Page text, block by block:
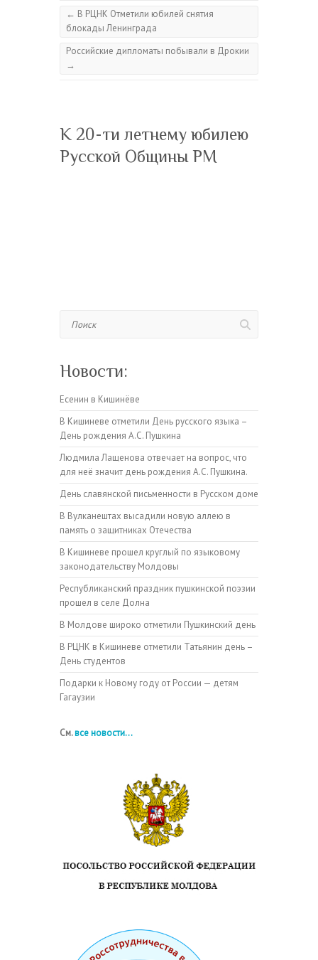
← В РЦНК Отметили юбилей снятия
блокады Ленинграда
Российские дипломаты побывали в Дрокии
→
К 20-ти летнему юбилею
Русской Общины РМ
Новости:
Есенин в Кишинёве
В Кишиневе отметили День русского языка –
День рождения А.С. Пушкина
Людмила Лащенова отвечает на вопрос, что
для неё значит день рождения А.С. Пушкина.
День славянской письменности в Русском доме
В Вулканештах высадили новую аллею в
память о защитниках Отечества
В Кишиневе прошел круглый по языковому
законодательству Молдовы
Республиканский праздник пушкинской поэзии
прошел в селе Долна
В Молдове широко отметили Пушкинский день
В РЦНК в Кишиневе отметили Татьянин день –
День студентов
Подарки к Новому году от России — детям
Гагаузии
См.все новости...